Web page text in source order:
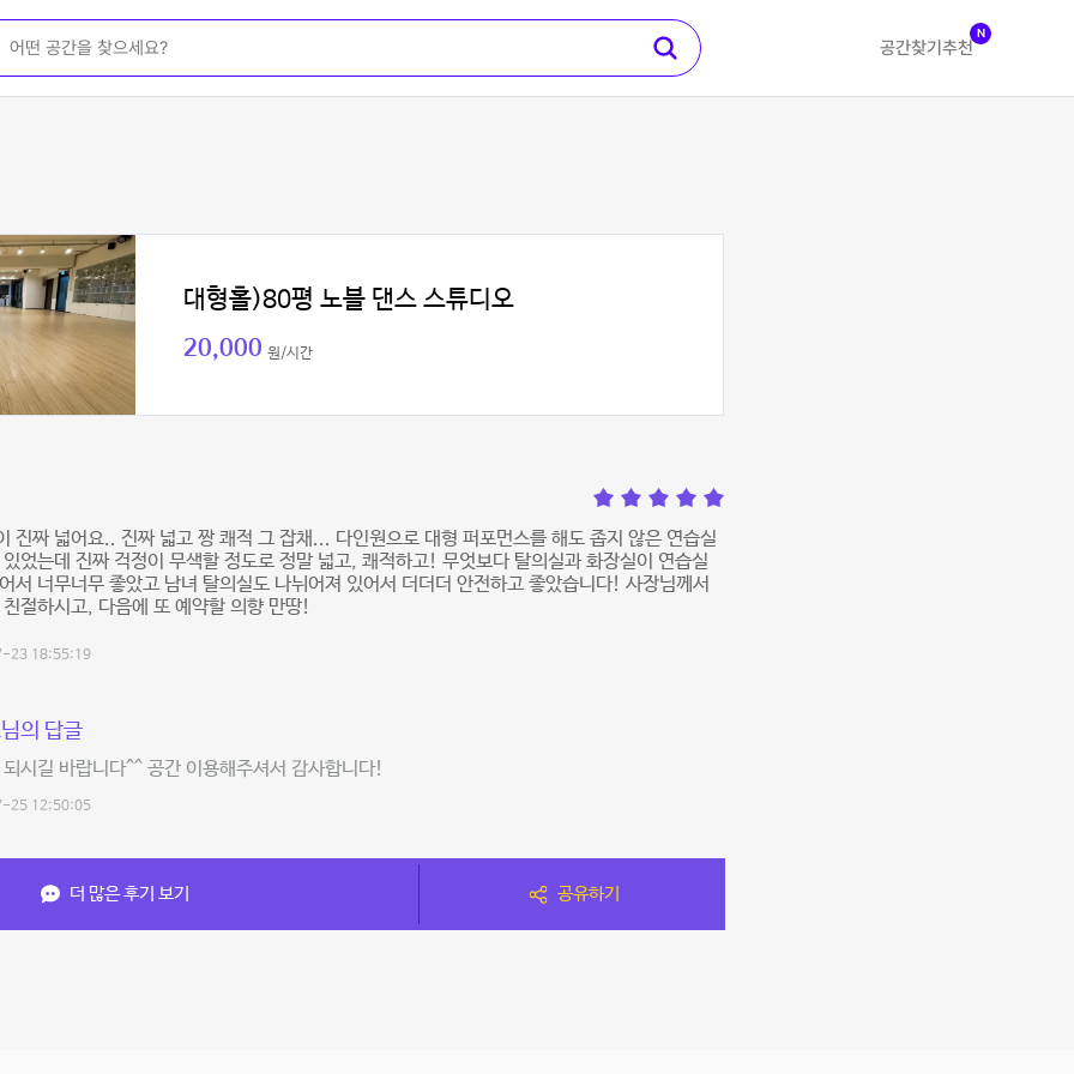
공간찾기 추천
N
대형홀)80평 노블 댄스 스튜디오
20,000 원/시간
진짜 넓어요.. 진짜 넓고 짱 쾌적 그 잡채... 다인원으로 대형 퍼포먼스를 해도 좁지 않은 연습실
었는데 진짜 걱정이 무색할 정도로 정말 넓고, 쾌적하고! 무엇보다 탈의실과 화장실이 연습실
서 너무너무 좋았고 남녀 탈의실도 나뉘어져 있어서 더더더 안전하고 좋았습니다! 사장님께서
절하시고, 다음에 또 예약할 의향 만땅!
23 18:55:19
의 답글
시길 바랍니다^^ 공간 이용해주셔서 감사합니다!
25 12:50:05
더 많은 후기 보기 공유하기